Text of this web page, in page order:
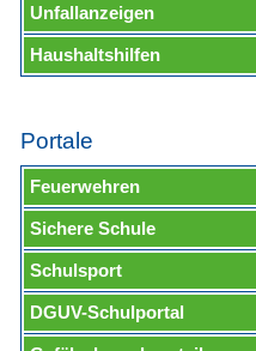
Unfallanzeigen
Haushaltshilfen
Portale
Feuerwehren
Sichere Schule
Schulsport
DGUV-Schulportal